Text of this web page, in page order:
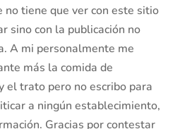
no tiene que ver con este sitio
sino con la publicación no
A mi personalmente me
más la comida de
el trato pero no escribo para
a ningún establecimiento,
Gracias por contestar